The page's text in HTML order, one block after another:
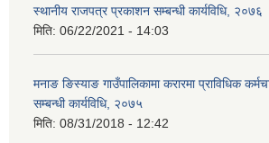
स्थानीय राजपत्र प्रकाशन सम्बन्धी कार्यविधि, २०७६
मिति: 06/22/2021 - 14:03
मनाङ ङिस्याङ गाउँपालिकामा करारमा प्राविधिक
सम्बन्धी कार्यविधि, २०७५
मिति: 08/31/2018 - 12:42